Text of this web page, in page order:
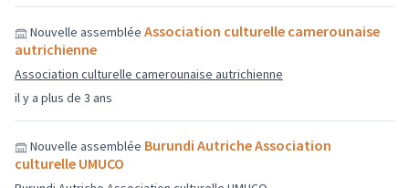
il y a plus de 3 ans
Nouvelle assemblée Association culturelle camerounaise
autrichienne
Association culturelle camerounaise autrichienne
Nouvelle assemblée Burundi Autriche Association
culturelle UMUCO